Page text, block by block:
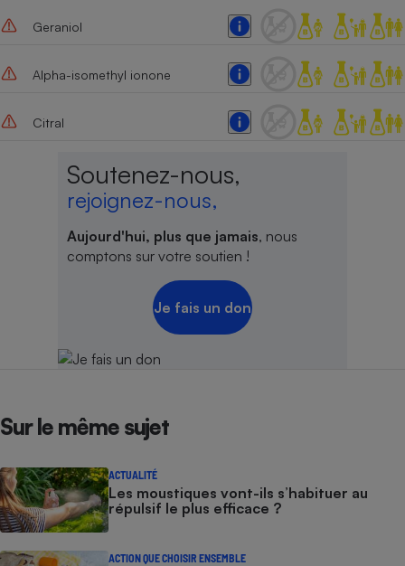
Geraniol
Alpha-isomethyl ionone
Citral
Soutenez-nous,
rejoignez-nous,
Aujourd'hui, plus que jamais, nous
comptons sur votre soutien !
Je fais un don
Sur le même sujet
ACTUALITÉ
Les moustiques vont-ils s’habituer au
répulsif le plus efficace ?
ACTION QUE CHOISIR ENSEMBLE